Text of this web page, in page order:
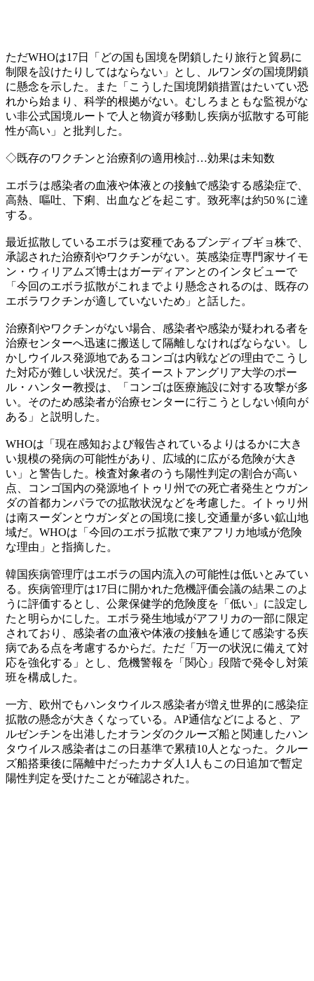
ただWHOは17日「どの国も国境を閉鎖したり旅行と貿易に
制限を設けたりしてはならない」とし、ルワンダの国境閉鎖
に懸念を示した。また「こうした国境閉鎖措置はたいてい恐
れから始まり、科学的根拠がない。むしろまともな監視がな
い非公式国境ルートで人と物資が移動し疾病が拡散する可能
性が高い」と批判した。
◇既存のワクチンと治療剤の適用検討…効果は未知数
エボラは感染者の血液や体液との接触で感染する感染症で、
高熱、嘔吐、下痢、出血などを起こす。致死率は約50％に達
する。
最近拡散しているエボラは変種であるブンディブギョ株で、
承認された治療剤やワクチンがない。英感染症専門家サイモ
ン・ウィリアムズ博士はガーディアンとのインタビューで
「今回のエボラ拡散がこれまでより懸念されるのは、既存の
エボラワクチンが適していないため」と話した。
治療剤やワクチンがない場合、感染者や感染が疑われる者を
治療センターへ迅速に搬送して隔離しなければならない。し
かしウイルス発源地であるコンゴは内戦などの理由でこうし
た対応が難しい状況だ。英イーストアングリア大学のポー
ル・ハンター教授は、「コンゴは医療施設に対する攻撃が多
い。そのため感染者が治療センターに行こうとしない傾向が
ある」と説明した。
WHOは「現在感知および報告されているよりはるかに大き
い規模の発病の可能性があり、広域的に広がる危険が大き
い」と警告した。検査対象者のうち陽性判定の割合が高い
点、コンゴ国内の発源地イトゥリ州での死亡者発生とウガン
ダの首都カンパラでの拡散状況などを考慮した。イトゥリ州
は南スーダンとウガンダとの国境に接し交通量が多い鉱山地
域だ。WHOは「今回のエボラ拡散で東アフリカ地域が危険
な理由」と指摘した。
韓国疾病管理庁はエボラの国内流入の可能性は低いとみてい
る。疾病管理庁は17日に開かれた危機評価会議の結果このよ
うに評価するとし、公衆保健学的危険度を「低い」に設定し
たと明らかにした。エボラ発生地域がアフリカの一部に限定
されており、感染者の血液や体液の接触を通じて感染する疾
病である点を考慮するからだ。ただ「万一の状況に備えて対
応を強化する」とし、危機警報を「関心」段階で発令し対策
班を構成した。
一方、欧州でもハンタウイルス感染者が増え世界的に感染症
拡散の懸念が大きくなっている。AP通信などによると、ア
ルゼンチンを出港したオランダのクルーズ船と関連したハン
タウイルス感染者はこの日基準で累積10人となった。クルー
ズ船搭乗後に隔離中だったカナダ人1人もこの日追加で暫定
陽性判定を受けたことが確認された。